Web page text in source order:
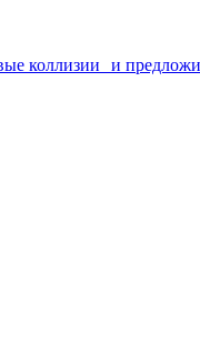
коллизии и